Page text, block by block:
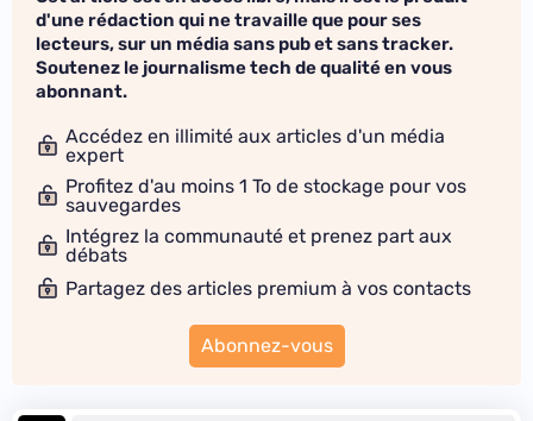
d'une rédaction qui ne travaille que pour ses
lecteurs, sur un média sans pub et sans tracker.
Soutenez le journalisme tech de qualité en vous
abonnant.
Accédez en illimité aux articles d'un média
expert
Profitez d'au moins 1 To de stockage pour vos
sauvegardes
Intégrez la communauté et prenez part aux
débats
Partagez des articles premium à vos contacts
Abonnez-vous